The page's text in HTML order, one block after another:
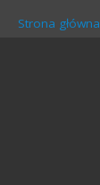
Strona główna